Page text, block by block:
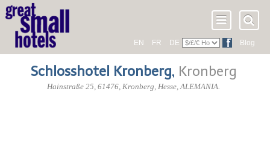
EN FR DE Blog
Schlosshotel Kronberg, Kronberg
Hainstraße 25,61476, Kronberg,Hesse,ALEMANIA.